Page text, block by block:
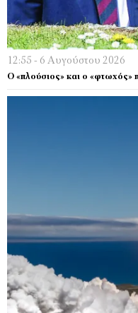
12:55 - 6 Αυγούστου 2026
Ο «πλούσιος» και ο «φτωχός»